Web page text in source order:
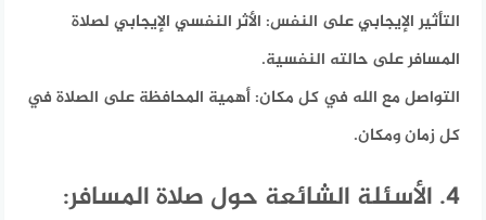
التأثير الإيجابي على النفس: الأثر النفسي الإيجابي لصلاة
المسافر على حالته النفسية.
التواصل مع الله في كل مكان: أهمية المحافظة على الصلاة في
كل زمان ومكان.
4. الأسئلة الشائعة حول صلاة المسافر: